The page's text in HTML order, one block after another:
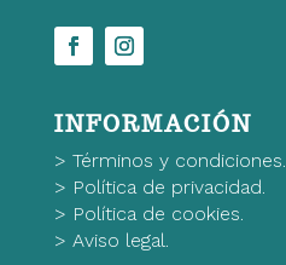
INFORMACIÓN
> Términos y condiciones.
> Política de privacidad.
> Política de cookies.
> Aviso legal.